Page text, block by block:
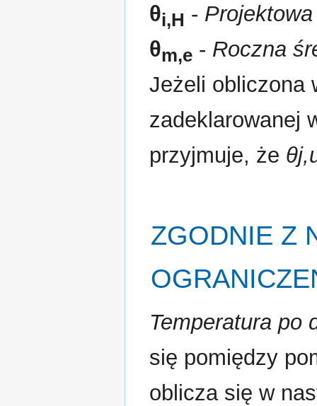
θi,H -
θm,e - Roczna
Jeżeli obliczona
zadeklarowanej
przyjmuje, że
ZGODNIE Z
Temperatura po
się pomiędzy
oblicza się w